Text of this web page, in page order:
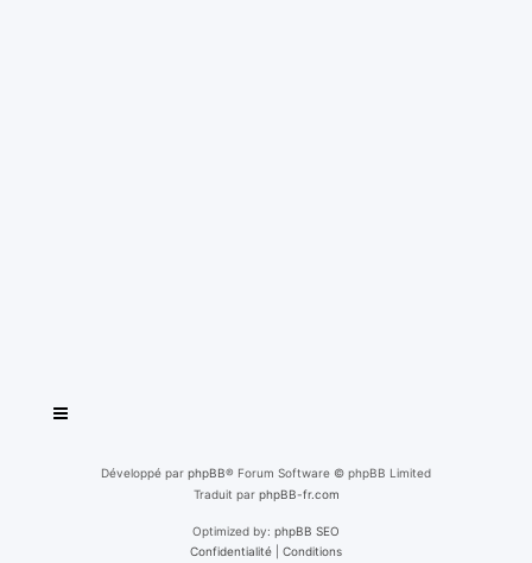
Développé par phpBB® Forum Software © phpBB Limited
Traduit par phpBB-fr.com
Optimized by: phpBB SEO
Confidentialité
Conditions